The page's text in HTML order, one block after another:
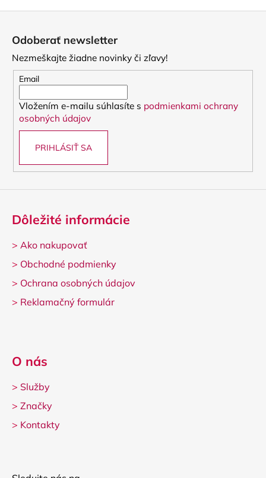
Odoberať newsletter
Nezmeškajte žiadne novinky či zľavy!
Email
Vložením e-mailu súhlasíte s podmienkami ochrany
osobných údajov
PRIHLÁSIŤ SA
Dôležité informácie
> Ako nakupovať
> Obchodné podmienky
> Ochrana osobných údajov
> Reklamačný formulár
O nás
> Služby
> Značky
> Kontakty